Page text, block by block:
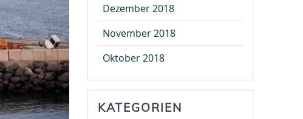
Dezember 2018
November 2018
Oktober 2018
KATEGORIEN